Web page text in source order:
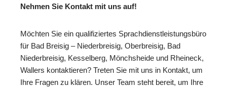
Nehmen Sie Kontakt mit uns auf!
Möchten Sie ein qualifiziertes Sprachdienstleistungsbüro
für Bad Breisig – Niederbreisig, Oberbreisig, Bad
Niederbreisig, Kesselberg, Mönchsheide und Rheineck,
Wallers kontaktieren? Treten Sie mit uns in Kontakt, um
Ihre Fragen zu klären. Unser Team steht bereit, um Ihre